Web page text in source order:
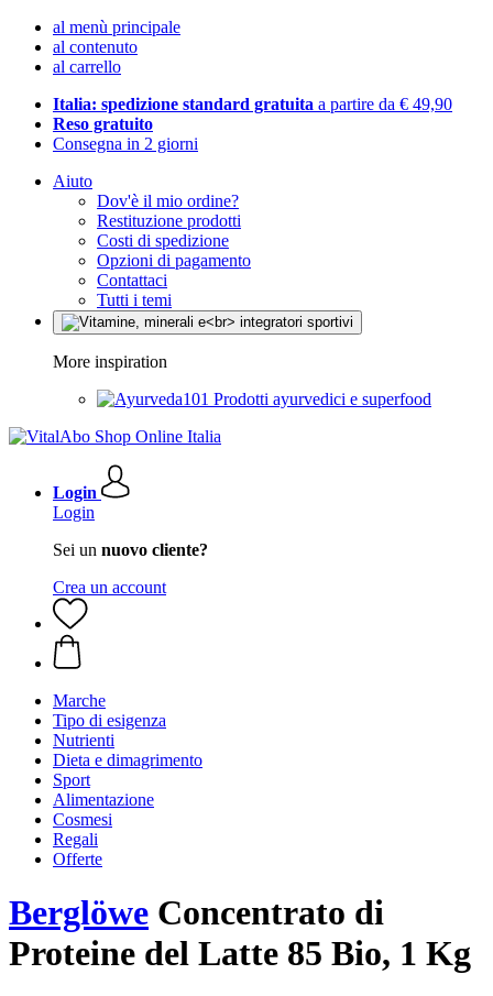
al menù principale
al contenuto
al carrello
Italia: spedizione standard gratuita a partire da € 49,90
Reso gratuito
Consegna in 2 giorni
Aiuto
Dov'è il mio ordine?
Restituzione prodotti
Costi di spedizione
Opzioni di pagamento
Contattaci
Tutti i temi
More inspiration
Prodotti ayurvedici e superfood
Login
Login
Sei un nuovo cliente?
Crea un account
Marche
Tipo di esigenza
Nutrienti
Dieta e dimagrimento
Sport
Alimentazione
Cosmesi
Regali
Offerte
Berglöwe Concentrato di
Proteine del Latte 85 Bio, 1 Kg